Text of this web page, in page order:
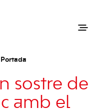
Portada
sostre de
amb el